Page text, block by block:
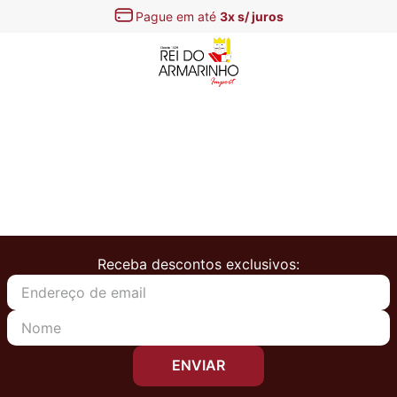
Pague em até 3x s/ juros
Receba descontos exclusivos:
ENVIAR